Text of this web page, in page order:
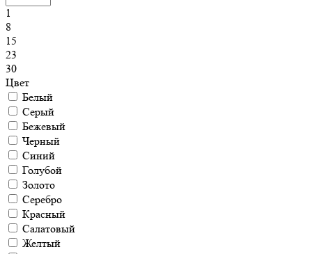
1
8
15
23
30
Цвет
Белый
Серый
Бежевый
Черный
Синий
Голубой
Золото
Серебро
Красный
Салатовый
Желтый